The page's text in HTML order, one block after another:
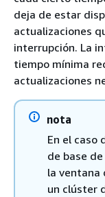
deja de estar
actualizaciones
interrupción. La
tiempo mínima
actualizaciones
nota
En el caso
de base
la ventana
un clúster